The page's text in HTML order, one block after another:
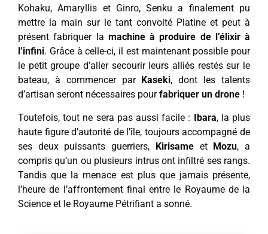
Kohaku, Amaryllis et Ginro, Senku a finalement pu
mettre la main sur le tant convoité Platine et peut à
présent fabriquer la machine à produire de l’élixir à
l’infini. Grâce à celle-ci, il est maintenant possible pour
le petit groupe d’aller secourir leurs alliés restés sur le
bateau, à commencer par Kaseki, dont les talents
d’artisan seront nécessaires pourfabriquer un drone !
Toutefois, tout ne sera pas aussi facile : Ibara, la plus
haute figure d’autorité de l’île, toujours accompagné de
ses deux puissants guerriers, Kirisameet Mozu, a
compris qu’un ou plusieurs intrus ont infiltré ses rangs.
Tandis que la menace est plus que jamais présente,
l’heure de l’affrontement final entre le Royaume de la
Science et le Royaume Pétrifiant a sonné.